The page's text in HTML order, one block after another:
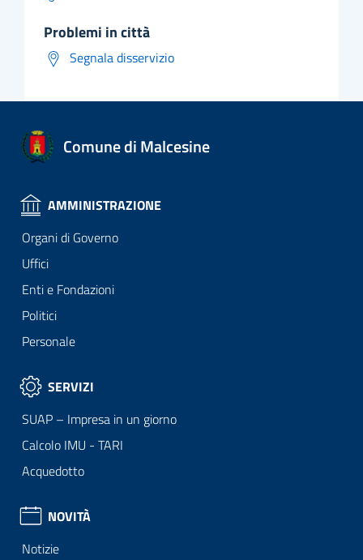
problemi in città
Segnala disservizio
Comune di Malcesine
AMMINISTRAZIONE
Organi di Governo
Uffici
Enti e Fondazioni
Politici
Personale
SERVIZI
SUAP – Impresa in un giorno
Calcolo IMU - TARI
Acquedotto
NOVITÀ
Notizie